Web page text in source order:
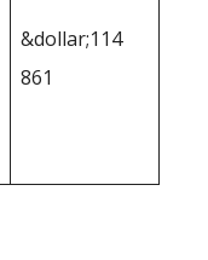
&dollar;114
861